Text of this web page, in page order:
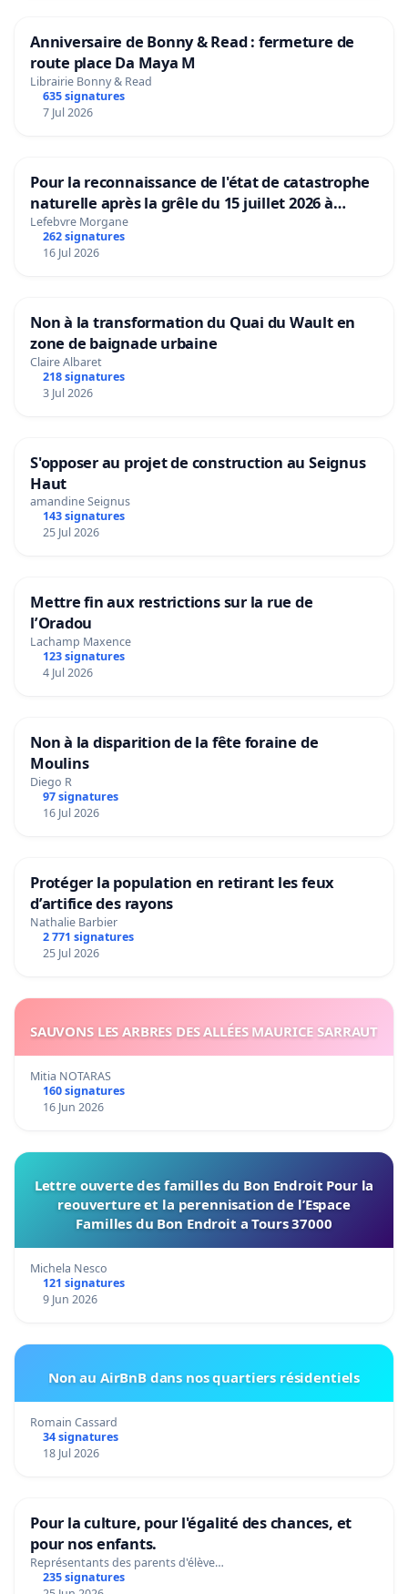
Anniversaire de Bonny & Read : fermeture de
route place Da Maya M
Librairie Bonny & Read
635 signatures
7 Jul 2026
Pour la reconnaissance de l'état de catastrophe
naturelle après la grêle du 15 juillet 2026 à
Aubenas et ses alentours
Lefebvre Morgane
262 signatures
16 Jul 2026
Non à la transformation du Quai du Wault en
zone de baignade urbaine
Claire Albaret
218 signatures
3 Jul 2026
S'opposer au projet de construction au Seignus
Haut
amandine Seignus
143 signatures
25 Jul 2026
Mettre fin aux restrictions sur la rue de
l’Oradou
Lachamp Maxence
123 signatures
4 Jul 2026
Non à la disparition de la fête foraine de
Moulins
Diego R
97 signatures
16 Jul 2026
Protéger la population en retirant les feux
d’artifice des rayons
Nathalie Barbier
2 771 signatures
25 Jul 2026
SAUVONS LES ARBRES DES ALLÉES MAURICE SARRAUT
Mitia NOTARAS
160 signatures
16 Jun 2026
Lettre ouverte des familles du Bon Endroit Pour la
reouverture et la perennisation de l’Espace
Familles du Bon Endroit a Tours 37000
Michela Nesco
121 signatures
9 Jun 2026
Non au AirBnB dans nos quartiers résidentiels
Romain Cassard
34 signatures
18 Jul 2026
Pour la culture, pour l'égalité des chances, et
pour nos enfants.
Représentants des parents d'élève…
235 signatures